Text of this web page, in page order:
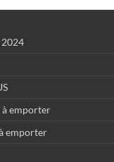
2024
à emporter
emporter